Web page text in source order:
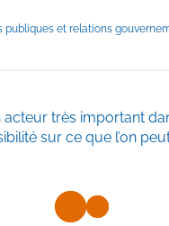
publiques et relations
acteur très important
sur ce que l’on